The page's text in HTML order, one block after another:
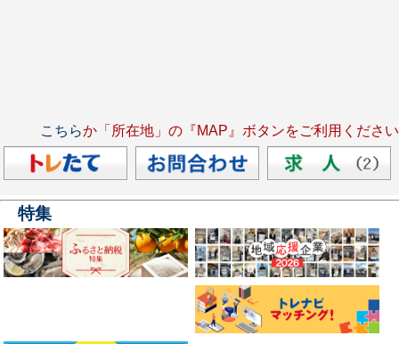
こちらか「所在地」の『MAP』ボタンをご利用ください
特集